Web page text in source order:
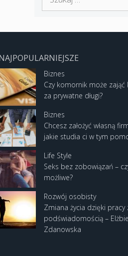
Biznes
Czy komornik może
za prywatne długi?
Biznes
Chcesz założyć własną
jakie studia ci w tym
Life Style
Seks bez zobowiązań –
możliwe?
Rozwój osobisty
Zmiana życia dzięki pracy
podświadomością –
Zdanowska